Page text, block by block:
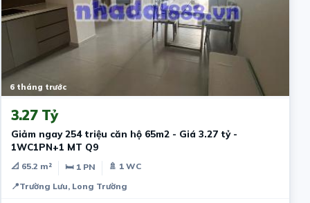
6 tháng trước
3.27 Tỷ
Giảm ngay 254 triệu căn hộ 65m2 - Giá 3.27 tỷ -
1WC1PN+1 MT Q9
📐 65.2 m² 🛏 1 PN
🚿 1 WC
📍Trường Lưu, Long Trường